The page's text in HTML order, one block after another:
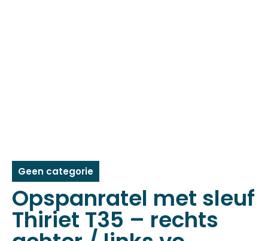
Geen categorie
Opspanratel met sleuf
Thiriet T35 – rechts